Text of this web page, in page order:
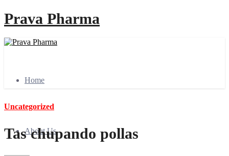
Prava Pharma
Home
About Us
Uncategorized
Tas chupando pollas